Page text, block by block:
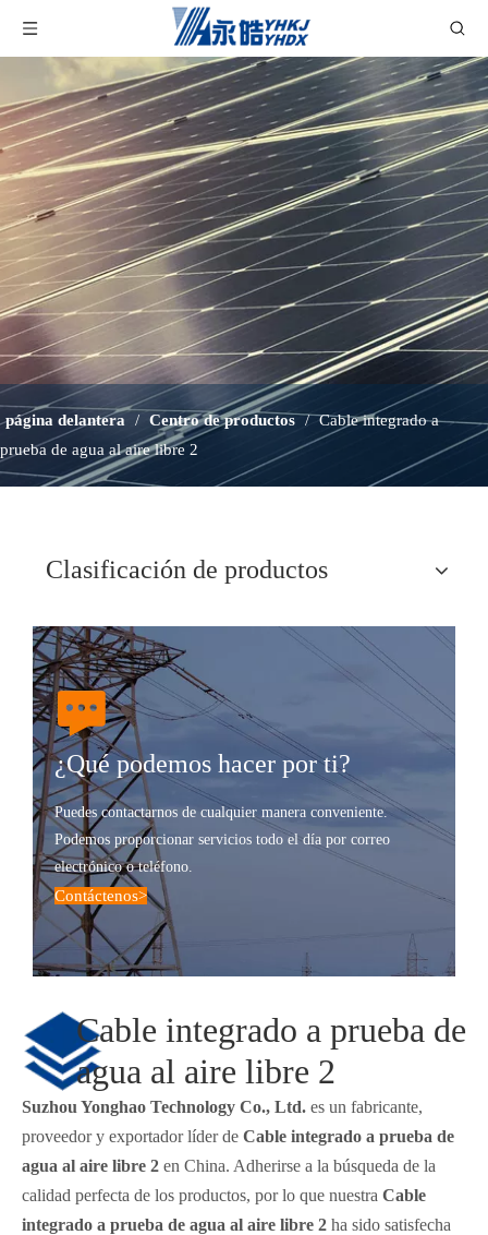
página delantera / Centro de productos / Cable integrado a
prueba de agua al aire libre 2
Clasificación de productos
¿Qué podemos hacer por ti?
Puedes contactarnos de cualquier manera conveniente.
Podemos proporcionar servicios todo el día por correo
electrónico o teléfono.
Contáctenos>
Cable integrado a prueba de
agua al aire libre 2
Suzhou Yonghao Technology Co., Ltd. es un fabricante,
proveedor y exportador líder de Cable integrado a prueba de
agua al aire libre 2 en China. Adherirse a la búsqueda de la
calidad perfecta de los productos, por lo que nuestra Cable
integrado a prueba de agua al aire libre 2 ha sido satisfecha